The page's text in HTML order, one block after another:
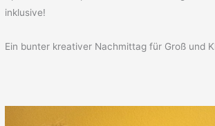
inklusive!
Ein bunter kreativer Nachmittag für Groß und